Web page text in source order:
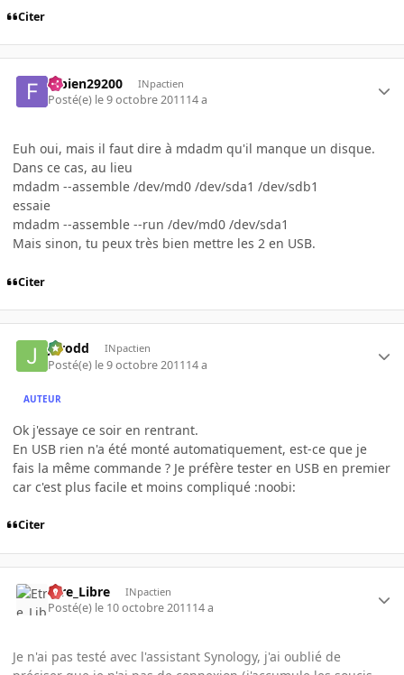
Citer
fabien29200 INpactien
Posté(e) le 9 octobre 201114 a
Euh oui, mais il faut dire à mdadm qu'il manque un disque.
Dans ce cas, au lieu
mdadm --assemble /dev/md0 /dev/sda1 /dev/sdb1
essaie
mdadm --assemble --run /dev/md0 /dev/sda1
Mais sinon, tu peux très bien mettre les 2 en USB.
Citer
Jarodd INpactien
Posté(e) le 9 octobre 201114 a
AUTEUR
Ok j'essaye ce soir en rentrant.
En USB rien n'a été monté automatiquement, est-ce que je
fais la même commande ? Je préfère tester en USB en premier
car c'est plus facile et moins compliqué :noobi:
Citer
Etre_Libre INpactien
Posté(e) le 10 octobre 201114 a
Je n'ai pas testé avec l'assistant Synology, j'ai oublié de